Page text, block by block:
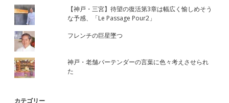
【神戸・三宮】待望の復活第3章は幅広く愉しめそう
な予感、「Le Passage Pour2」
フレンチの巨星墜つ
神戸・老舗バーテンダーの言葉に色々考えさせられ
た
カテゴリー